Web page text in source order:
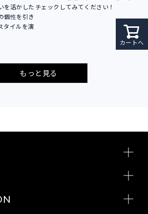
を活かした
個性を引き
タイルを演
チェックしてみてください！
もっと見る
カートへ